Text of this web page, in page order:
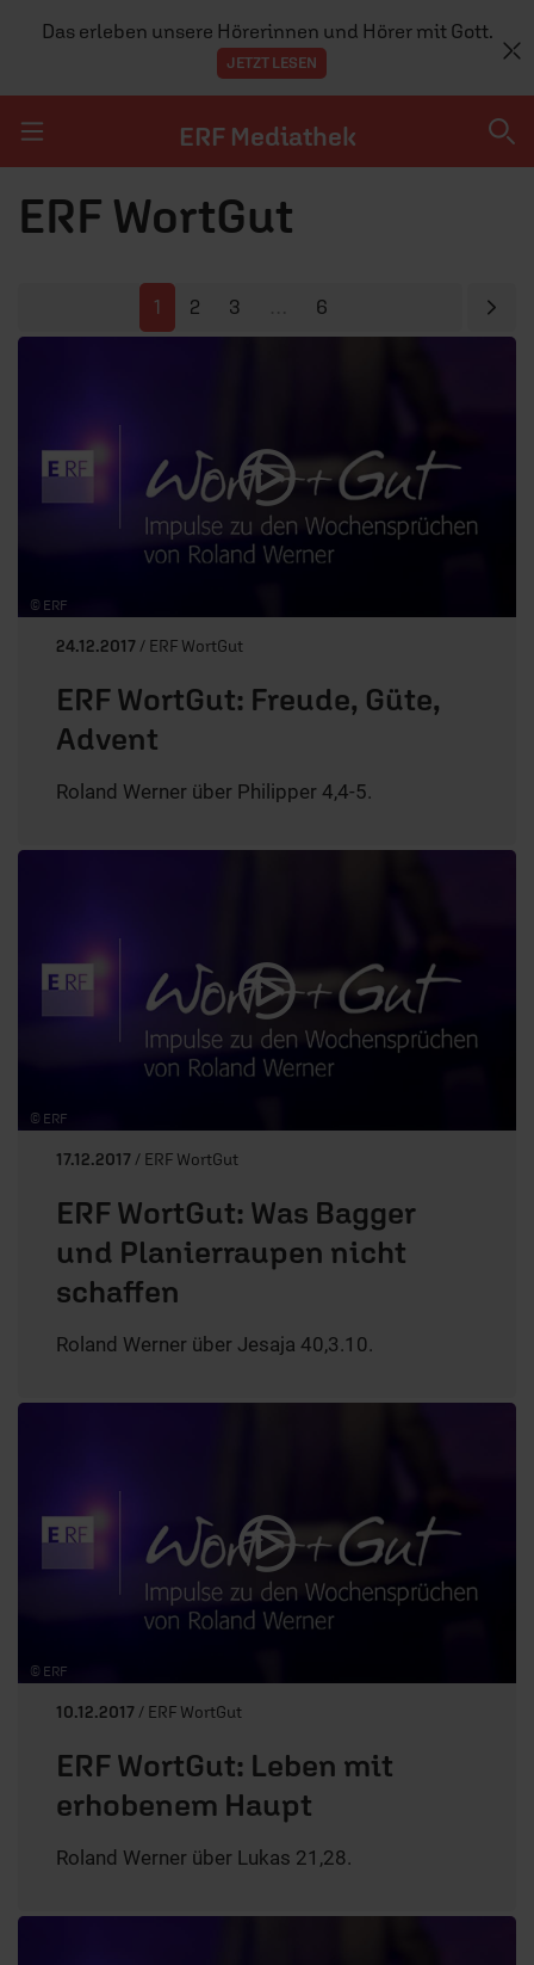
Das erleben unsere Hörerinnen und Hörer mit Gott.
JETZT LESEN
ERF Mediathek
ERF Mediathek
SENDUNGEN A-Z
ERF WortGut
1 2 3 6
© ERF
24.12.2017 / ERF WortGut
ERF WortGut: Freude, Güte,
Advent
Roland Werner über Philipper 4,4-5.
© ERF
17.12.2017/ ERF WortGut
ERF WortGut: Was Bagger
und Planierraupen nicht
schaffen
Roland Werner über Jesaja 40,3.10.
© ERF
10.12.2017/ ERF WortGut
ERF WortGut: Leben mit
erhobenem Haupt
Roland Werner über Lukas 21,28.